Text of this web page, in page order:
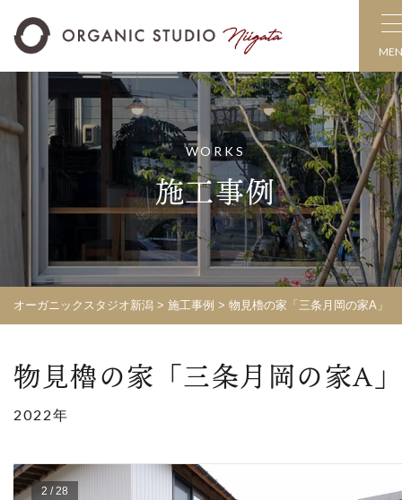
WORKS
施工事例
オーガニックスタジオ新潟 > 施工事例 > 物見櫓の家「三条月岡の家A」
物見櫓の家「三条月岡の家A」
2022年
2 /28